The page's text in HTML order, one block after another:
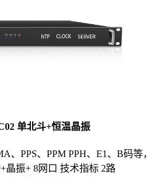
单北斗+恒温晶振
、PPS、PPM PPH、E1、B码等，
晶振+ 8网口 技术指标 2路